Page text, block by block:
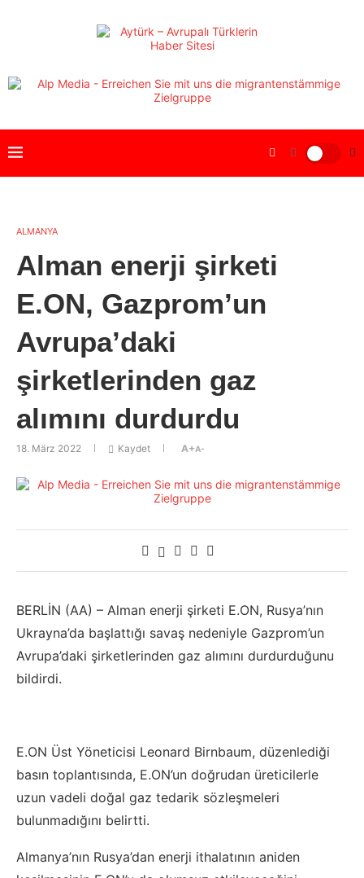
ALMANYA
Alman enerji şirketi
E.ON, Gazprom’un
Avrupa’daki
şirketlerinden gaz
alımını durdurdu
18. März 2022 Kaydet A+A-
BERLİN (AA) – Alman enerji şirketi E.ON, Rusya’nın
Ukrayna’da başlattığı savaş nedeniyle Gazprom’un
Avrupa’daki şirketlerinden gaz alımını durdurduğunu
bildirdi.
E.ON Üst Yöneticisi Leonard Birnbaum, düzenlediği
basın toplantısında, E.ON’un doğrudan üreticilerle
uzun vadeli doğal gaz tedarik sözleşmeleri
bulunmadığını belirtti.
Almanya’nın Rusya’dan enerji ithalatının aniden